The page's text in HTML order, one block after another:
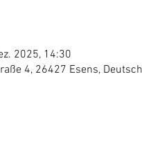
2025, 14:30
4, 26427 Esens,